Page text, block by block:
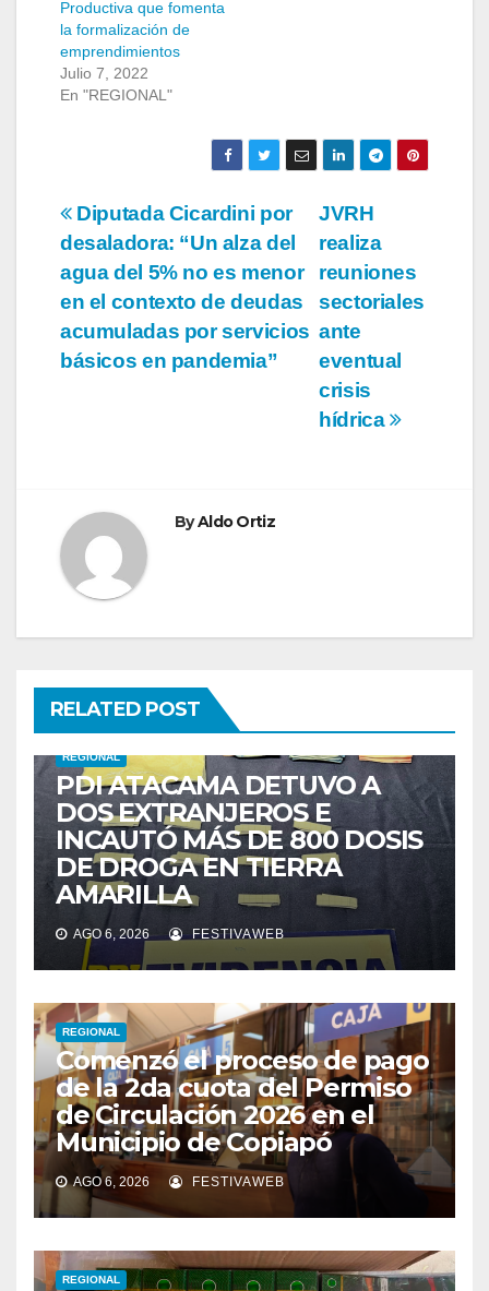
Productiva que fomenta
la formalización de
emprendimientos
Julio 7, 2022
En "REGIONAL"
Navegación
de
entradas
JVRH
realiza
reuniones
sectoriales
ante
eventual
crisis
hídrica
Diputada Cicardini por
desaladora: “Un alza del
agua del 5% no es menor
en el contexto de deudas
acumuladas por servicios
básicos en pandemia”
ByAldo Ortiz
RELATED POST
REGIONAL
PDI ATACAMA DETUVO A
DOS EXTRANJEROS E
INCAUTÓ MÁS DE 800 DOSIS
DE DROGA EN TIERRA
AMARILLA
AGO 6, 2026 FESTIVAWEB
REGIONAL
Comenzó el proceso de pago
de la 2da cuota del Permiso
de Circulación 2026 en el
Municipio de Copiapó
AGO 6, 2026 FESTIVAWEB
REGIONAL